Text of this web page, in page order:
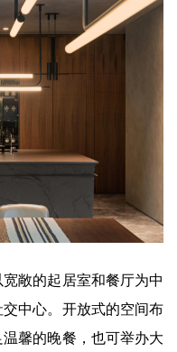
敞的起居室和餐厅为中
中心。开放式的空间布
馨的晚餐，也可举办大